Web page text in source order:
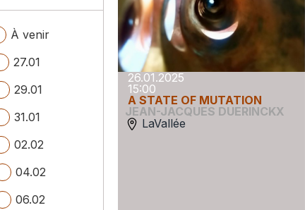
À venir
27.01
29.01
31.01
02.02
04.02
06.02
26.01.2025
15:00
A STATE OF MUTATION
JEAN-JACQUES DUERINCKX
LaVallée